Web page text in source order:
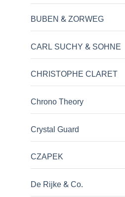
BUBEN & ZORWEG
CARL SUCHY & SOHNE
CHRISTOPHE CLARET
Chrono Theory
Crystal Guard
CZAPEK
De Rijke & Co.